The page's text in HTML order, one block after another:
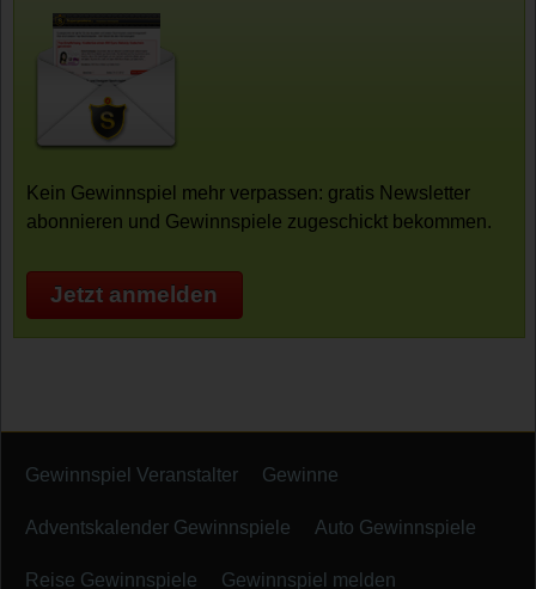
Kein Gewinnspiel mehr verpassen: gratis Newsletter
abonnieren und Gewinnspiele zugeschickt bekommen.
Jetzt anmelden
Gewinnspiel Veranstalter Gewinne
Adventskalender Gewinnspiele Auto Gewinnspiele
Reise Gewinnspiele Gewinnspiel melden